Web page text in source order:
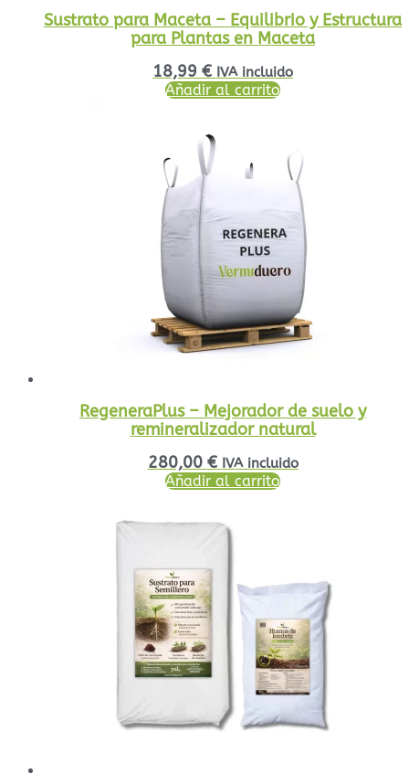
Sustrato para Maceta – Equilibrio y Estructura
para Plantas en Maceta
18,99 € IVA incluido
Añadir al carrito
RegeneraPlus – Mejorador de suelo y
remineralizador natural
280,00 € IVA incluido
Añadir al carrito